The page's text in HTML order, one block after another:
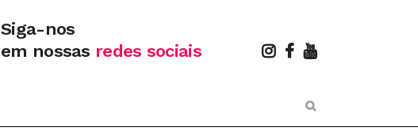
Siga-nos
em nossas redes sociais